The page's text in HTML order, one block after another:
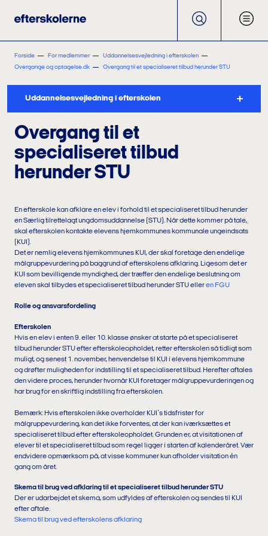
Forside For medlemmer
Uddannelsesvejledning i efterskolen
Overgange og optagelse.dk
Overgang til et specialiseret tilbud herunder STU
Uddannelsesvejledning i efterskolen
Overgang til et
specialiseret tilbud
herunder STU
En efterskole kan afklare en elev i forhold til et specialiseret tilbud herunder
en Særlig tilrettelagt ungdomsuddannelse (STU). Når dette kommer på tale,
skal efterskolen kontakte elevens hjemkommunes kommunale ungeindsats
(KUI).
Det er nemlig elevens hjemkommunes KUI, der skal foretage den endelige
målgruppevurdering på baggrund af efterskolens afklaring. Ligesom det er
KUI som bevilligende myndighed, der træffer den endelige beslutning om
eleven skal tilbydes et specialiseret tilbud herunder STUelleren FGU
Rolle og ansvarsfordeling
Efterskolen
Hvis en elev i enten 9. eller 10. klasse ønsker at starte på et specialiseret
tilbud herunder STU efter efterskoleopholdet, retter efterskolen så tidligt som
muligt, og senest 1. november, henvendelse til KUI i elevens hjemkommune
og drøfter muligheden for indstilling til et specialiseret tilbud. Herefter aftales
den videre proces, herunder hvornår KUI foretager målgruppevurderingen og
har brug for en skriftlig indstilling fra efterskolen.
Bemærk: Hvis efterskolen ikke overholder KUI´s tidsfrister for
målgruppevurdering, kan det ikke forventes, at der kan iværksættes et
specialiseret tilbud efter efterskoleopholdet. Grunden er, at visitationen af
elever til et specialiseret tilbud som regel ligger i starten af kalenderåret. Vær
endvidere opmærksom på, at visse kommuner kun afholder visitation én
gang om året.
Skema til brug ved afklaring til et specialiseret tilbud herunder STU
Der er udarbejdet et skema, som udfyldes af efterskolen og sendes til KUI
efter aftale.
Skema til brug ved efterskolens afklaring